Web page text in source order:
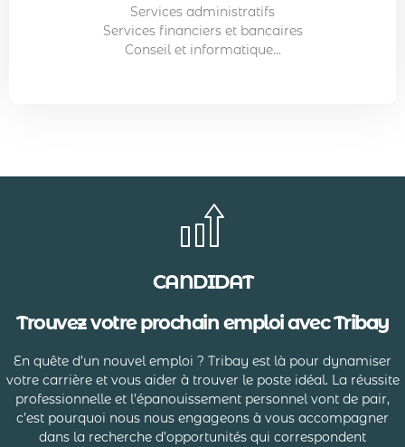
Services administratifs
Services financiers et bancaires
Conseil et informatique...
CANDIDAT
Trouvez votre prochain emploi avec Tribay
En quête d’un nouvel emploi ? Tribay est là pour dynamiser
votre carrière et vous aider à trouver le poste idéal. La réussite
professionnelle et l’épanouissement personnel vont de pair,
c’est pourquoi nous nous engageons à vous accompagner
dans la recherche d’opportunités qui correspondent